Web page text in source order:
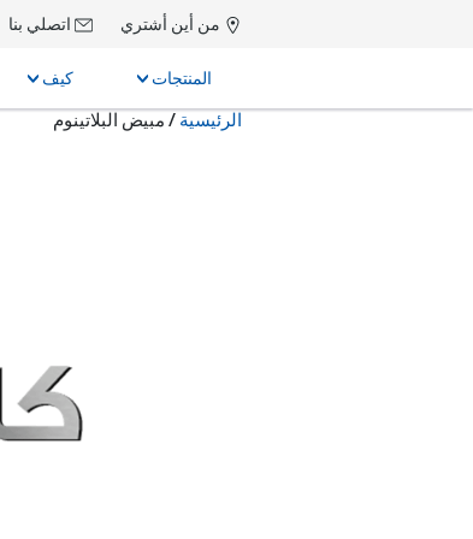
من أين أشتري اتصلي بنا
المنتجات كيف
الرئيسية /حالياً:
مبيض البلاتينوم